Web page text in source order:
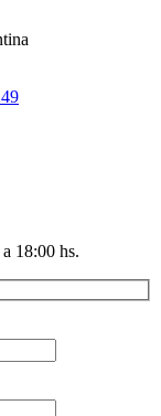
18:00 hs.